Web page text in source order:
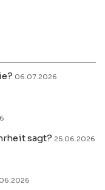
06.07.2026
sagt? 25.06.2026